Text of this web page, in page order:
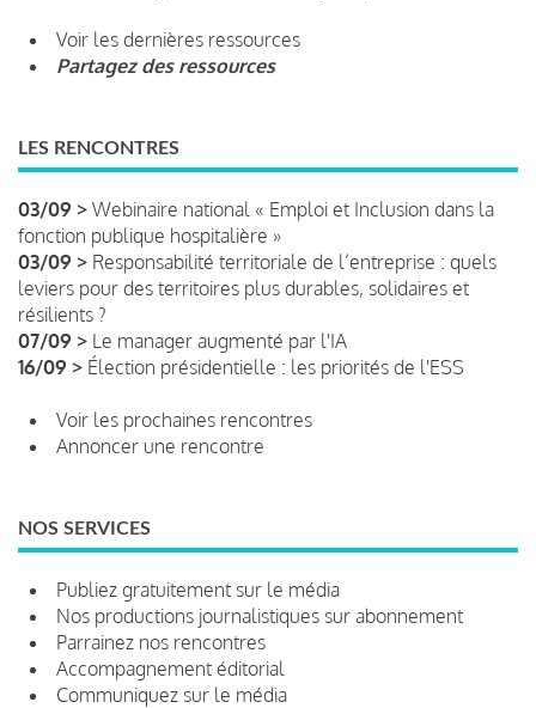
Voir les dernières ressources
Partagez des ressources
LES RENCONTRES
03/09 > Webinaire national « Emploi et Inclusion dans la
fonction publique hospitalière »
03/09 > Responsabilité territoriale de l’entreprise : quels
leviers pour des territoires plus durables, solidaires et
résilients ?
07/09 > Le manager augmenté par l'IA
16/09 > Élection présidentielle : les priorités de l'ESS
Voir les prochaines rencontres
Annoncer une rencontre
NOS SERVICES
Publiez gratuitement sur le média
Nos productions journalistiques sur abonnement
Parrainez nos rencontres
Accompagnement éditorial
Communiquez sur le média